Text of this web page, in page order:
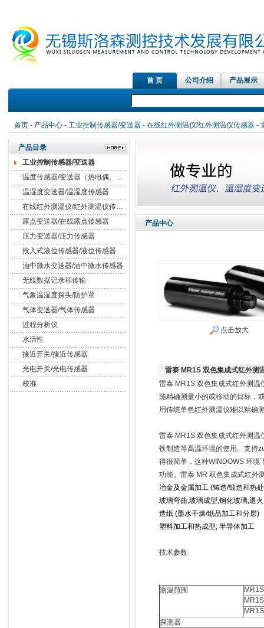
首 页 公司介绍 产品展示
首页- 产品中心- 工业控制传感器/变送器- 在线红外测温仪/红外测温仪传感器-
产品目录
工业控制传感器/变送器
温度传感器/变送器（热电偶、热电阻）
温湿度变送器/温湿度传感器
在线红外测温仪/红外测温仪传感器
露点变送器/在线露点传感器
压力变送器/压力传感器
投入式液位传感器/液位传感器
油中微水变送器/油中微水传感器
无线数据记录和传输
气象温湿度探头/防护罩
气体变送器/气体传感器
过程分析仪
水活性
接近开关/接近传感器
光电开关/光电传感器
校准
产品中心
点击放大
雷泰 MR1S 双色集成式红外测
雷泰 MR1S 双色集成式红外测温
能精确测量小的或移动的目标，
用传统单色红外测温仪难以精确
雷泰 MR1S 双色集成式红外测温
铁制造等高温环境的使用。支持
得很简单，这种WINDOWS 环境
功能。雷泰 MR 双色集成式红外
冶金及金属加工 (铸造/锻造和热
玻璃弯曲,玻璃成型,钢化玻璃,退
造纸 (墨水干燥/纸品加工和分层)
塑料加工和热成型; 半导体加工
技术参数
测温范围
探测器